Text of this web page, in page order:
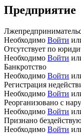
Предприятие
Необходимо Войти
Отсутствует по
Необходимо Войти
Банкротство
Необходимо Войти
Регистрация
Необходимо Войти
Реорганизовано с
Необходимо Войти
Признано
Необходимо Войти